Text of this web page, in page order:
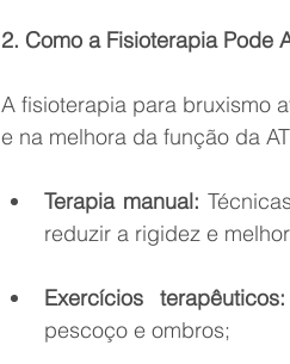
2. Como a Fisioterapia Pode
A fisioterapia para bruxismo
e na melhora da função da
Terapia manual:
reduzir a rigidez e
Exercícios terapêuticos:
pescoço e ombros;